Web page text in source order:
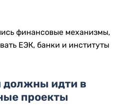
финансовые механизмы,
ЕЭК, банки и институты
должны идти в
проекты